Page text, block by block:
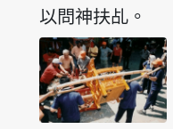
以問神扶乩。